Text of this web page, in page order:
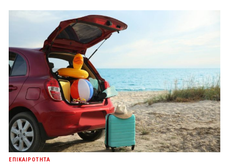
ΕΠΙΚΑΙΡΟΤΗΤΑ